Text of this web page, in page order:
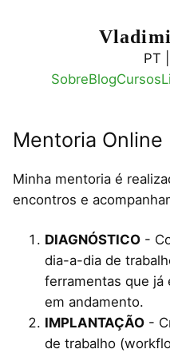
PT |
SobreBlogCursos
Mentoria Online
Minha mentoria é
encontros e
DIAGNÓSTICO -
dia-a-dia de
ferramentas que já
em andamento.
IMPLANTAÇÃO -
de trabalho